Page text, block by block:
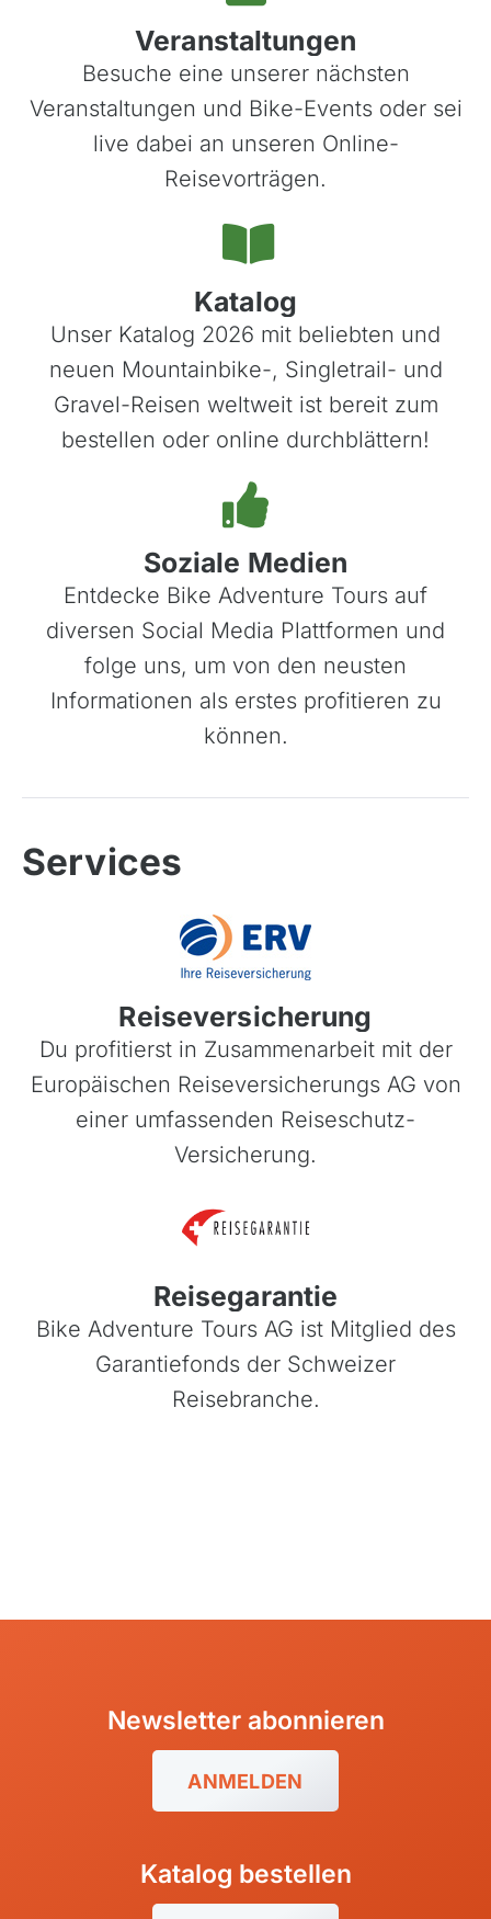
Veranstaltungen
Besuche eine unserer nächsten
Veranstaltungen und Bike-Events oder sei
live dabei an unseren Online-
Reisevorträgen.
Katalog
Unser Katalog 2026 mit beliebten und
neuen Mountainbike-, Singletrail- und
Gravel-Reisen weltweit ist bereit zum
bestellen oder online durchblättern!
Soziale Medien
Entdecke Bike Adventure Tours auf
diversen Social Media Plattformen und
folge uns, um von den neusten
Informationen als erstes profitieren zu
können.
Services
Reiseversicherung
Du profitierst in Zusammenarbeit mit der
Europäischen Reiseversicherungs AG von
einer umfassenden Reiseschutz-
Versicherung.
Reisegarantie
Bike Adventure Tours AG ist Mitglied des
Garantiefonds der Schweizer
Reisebranche.
Newsletter abonnieren
ANMELDEN
Katalog bestellen
Schweiz & Fahrtechnikkurse
Slowenien
Skandinavien
Spanien
Transalp/Alpenüberquerungen
Kapverdische Inseln
Madagaskar
Ruanda
Tansania, Kilimanjaro